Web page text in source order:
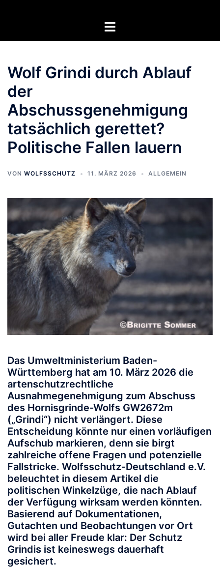
Menü
Wolf Grindi durch Ablauf
der
Abschussgenehmigung
tatsächlich gerettet?
Politische Fallen lauern
VON WOLFSSCHUTZ 11. MÄRZ 2026 ALLGEMEIN
Das Umweltministerium Baden-
Württemberg hat am 10. März 2026 die
artenschutzrechtliche
Ausnahmegenehmigung zum Abschuss
des Hornisgrinde-Wolfs GW2672m
(„Grindi“) nicht verlängert. Diese
Entscheidung könnte nur einen vorläufigen
Aufschub markieren, denn sie birgt
zahlreiche offene Fragen und potenzielle
Fallstricke. Wolfsschutz-Deutschland e.V.
beleuchtet in diesem Artikel die
politischen Winkelzüge, die nach Ablauf
der Verfügung wirksam werden könnten.
Basierend auf Dokumentationen,
Gutachten und Beobachtungen vor Ort
wird bei aller Freude klar: Der Schutz
Grindis ist keineswegs dauerhaft
gesichert.